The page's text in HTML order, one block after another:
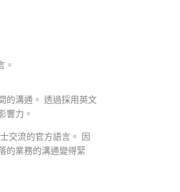
。
的溝通。 透過採用英文
響力。
交流的官方語言。 因
的業務的溝通變得緊